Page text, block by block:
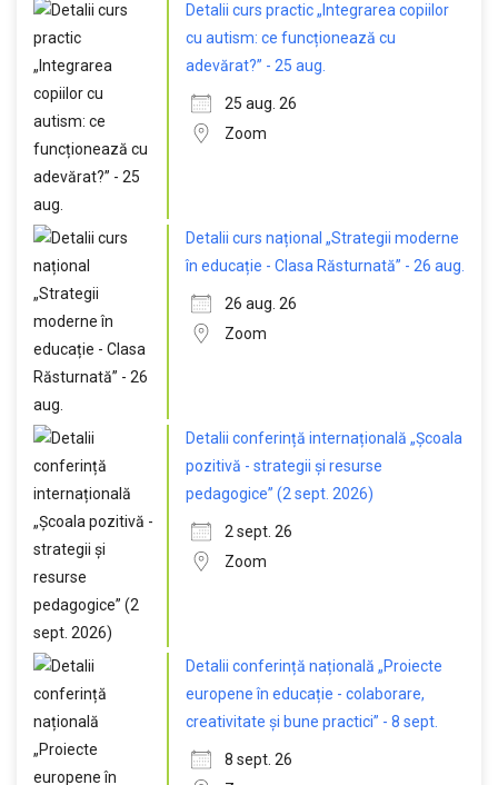
Detalii curs practic „Integrarea copiilor
cu autism: ce funcționează cu
adevărat?” - 25 aug.
25 aug. 26
Zoom
Detalii curs național „Strategii moderne
în educație - Clasa Răsturnată” - 26 aug.
26 aug. 26
Zoom
Detalii conferință internațională „Școala
pozitivă - strategii și resurse
pedagogice” (2 sept. 2026)
2 sept. 26
Zoom
Detalii conferință națională „Proiecte
europene în educație - colaborare,
creativitate și bune practici” - 8 sept.
8 sept. 26